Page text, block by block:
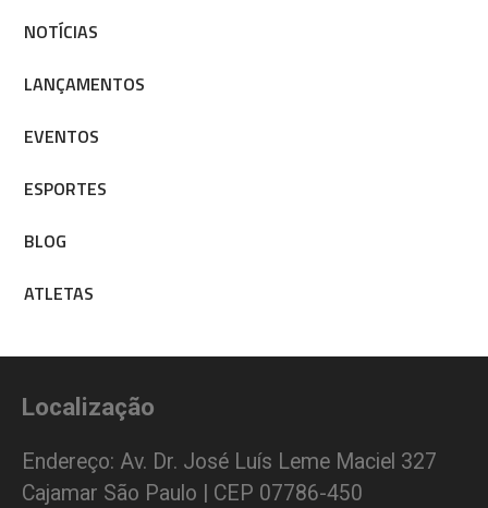
NOTÍCIAS
LANÇAMENTOS
EVENTOS
ESPORTES
BLOG
ATLETAS
Localização
Endereço: Av. Dr. José Luís Leme Maciel 327
Cajamar São Paulo | CEP 07786-450